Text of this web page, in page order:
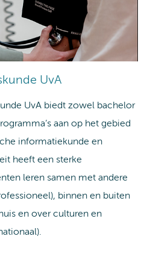
UvA
UvA biedt zowel bachelor
aan op het gebied
informatiekunde en
heeft een sterke
leren samen met andere
binnen en buiten
en over culturen en